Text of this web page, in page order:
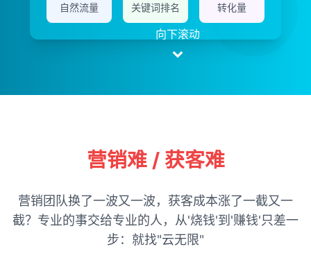
自然流量 关键词排名 转化量
向下滚动
营销难 / 获客难
营销团队换了一波又一波，获客成本涨了一截又一
截？专业的事交给专业的人，从'烧钱'到'赚钱'只差一
步：就找"云无限"